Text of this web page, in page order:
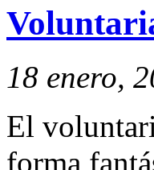
18 enero,
El
forma